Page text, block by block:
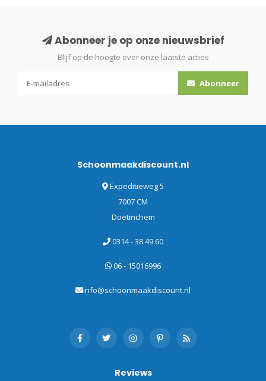
Abonneer je op onze nieuwsbrief
Blijf op de hoogte over onze laatste acties
Abonneer
Schoonmaakdiscount.nl
Expeditieweg 5
7007 CM
Doetinchem
0314 - 38 49 60
06 - 15016996
info@schoonmaakdiscount.nl
Reviews